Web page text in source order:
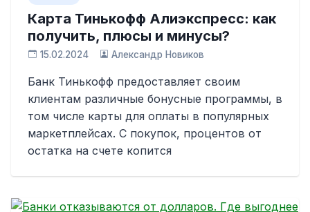
Карта Тинькофф Алиэкспресс: как
получить, плюсы и минусы?
15.02.2024 Александр Новиков
Банк Тинькофф предоставляет своим
клиентам различные бонусные программы, в
том числе карты для оплаты в популярных
маркетплейсах. С покупок, процентов от
остатка на счете копится